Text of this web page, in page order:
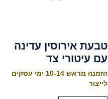
טבעת אירוסין עדינה
עם עיטורי צד
הזמנה מראש 10-14 ימי עסקים
לייצור